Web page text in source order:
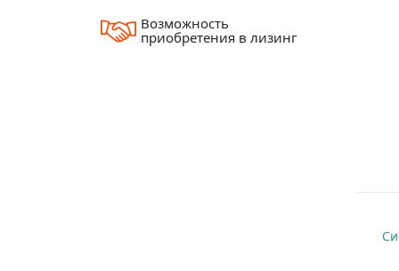
Возможность
приобретения в лизинг